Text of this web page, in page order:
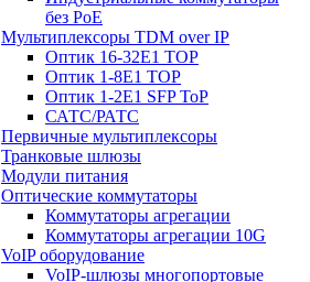
без PoE
Мультиплексоры TDM over IP
Оптик 16-32E1 TOP
Оптик 1-8E1 TOP
Оптик 1-2E1 SFP ToP
САТС/РАТС
Первичные мультиплексоры
Транковые шлюзы
Модули питания
Оптические коммутаторы
Коммутаторы агрегации
Коммутаторы агрегации 10G
VoIP оборудование
VoIP-шлюзы многопортовые